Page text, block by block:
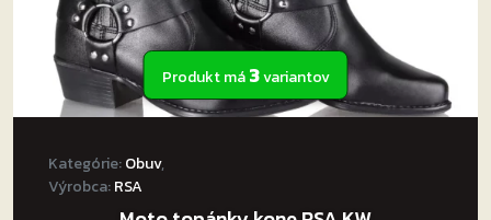
Produkt má3variantov
Kategórie:Obuv,
Výrobca:RSA